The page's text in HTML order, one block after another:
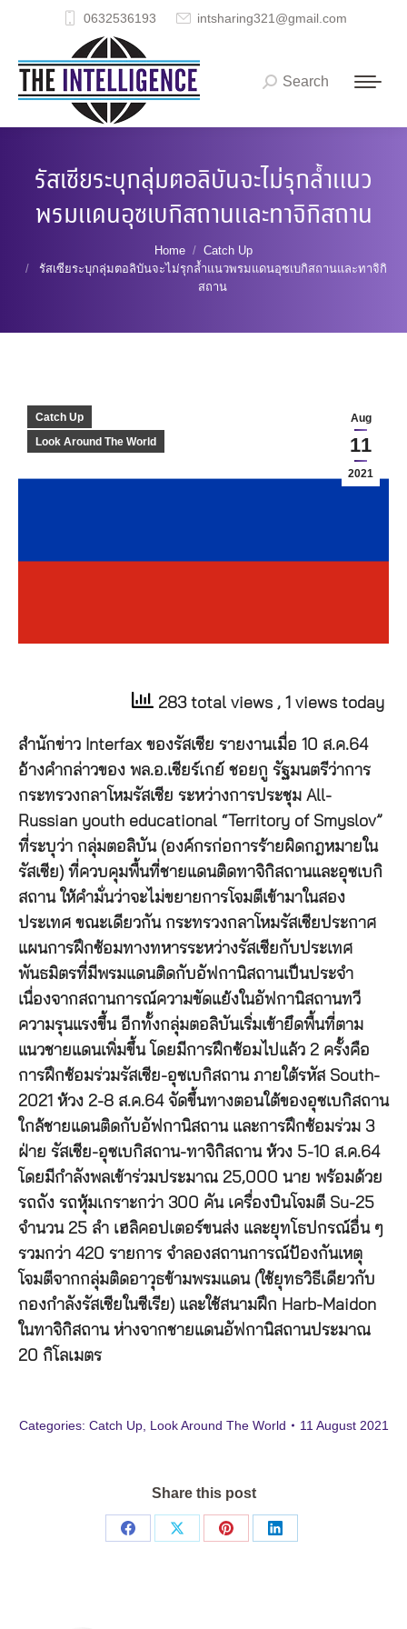
0632536193 intsharing321@gmail.com
Search:
Search
รัสเซียระบุกลุ่มตอลิบันจะไม่รุกล้ำแนว
พรมแดนอุซเบกิสถานและทาจิกิสถาน
Home
Catch Up
รัสเซียระบุกลุ่มตอลิบันจะไม่รุกล้ำแนวพรมแดนอุซเบกิสถานและทาจิกิ
สถาน
Aug
11
2021
Catch Up
Look Around The World
283 total views , 1 views today
สำนักข่าว Interfax ของรัสเซีย รายงานเมื่อ 10 ส.ค.64
อ้างคำกล่าวของ พล.อ.เซียร์เกย์ ชอยกู รัฐมนตรีว่าการ
กระทรวงกลาโหมรัสเซีย ระหว่างการประชุม All-
Russian youth educational “Territory of Smyslov”
ที่ระบุว่า กลุ่มตอลิบัน (องค์กรก่อการร้ายผิดกฎหมายใน
รัสเซีย) ที่ควบคุมพื้นที่ชายแดนติดทาจิกิสถานและอุซเบกิ
สถาน ให้คำมั่นว่าจะไม่ขยายการโจมตีเข้ามาในสอง
ประเทศ ขณะเดียวกัน กระทรวงกลาโหมรัสเซียประกาศ
แผนการฝึกซ้อมทางทหารระหว่างรัสเซียกับประเทศ
พันธมิตรที่มีพรมแดนติดกับอัฟกานิสถานเป็นประจำ
เนื่องจากสถานการณ์ความขัดแย้งในอัฟกานิสถานทวี
ความรุนแรงขึ้น อีกทั้งกลุ่มตอลิบันเริ่มเข้ายึดพื้นที่ตาม
แนวชายแดนเพิ่มขึ้น โดยมีการฝึกซ้อมไปแล้ว 2 ครั้งคือ
การฝึกซ้อมร่วมรัสเซีย-อุซเบกิสถาน ภายใต้รหัส South-
2021 ห้วง 2-8 ส.ค.64 จัดขึ้นทางตอนใต้ของอุซเบกิสถาน
ใกล้ชายแดนติดกับอัฟกานิสถาน และการฝึกซ้อมร่วม 3
ฝ่าย รัสเซีย-อุซเบกิสถาน-ทาจิกิสถาน ห้วง 5-10 ส.ค.64
โดยมีกำลังพลเข้าร่วมประมาณ 25,000 นาย พร้อมด้วย
รถถัง รถหุ้มเกราะกว่า 300 คัน เครื่องบินโจมตี Su-25
จำนวน 25 ลำ เฮลิคอปเตอร์ขนส่ง และยุทโธปกรณ์อื่น ๆ
รวมกว่า 420 รายการ จำลองสถานการณ์ป้องกันเหตุ
โจมตีจากกลุ่มติดอาวุธข้ามพรมแดน (ใช้ยุทธวิธีเดียวกับ
กองกำลังรัสเซียในซีเรีย) และใช้สนามฝึก Harb-Maidon
ในทาจิกิสถาน ห่างจากชายแดนอัฟกานิสถานประมาณ
20 กิโลเมตร
Categories: Catch Up, Look Around The World 11 August 2021
Share this post
Share
Share
Share
Share